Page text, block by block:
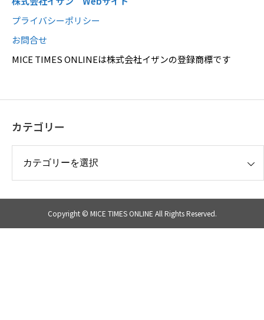
プライバシーポリシー
お問合せ
MICE TIMES ONLINEは株式会社イザンの登録商標です
カテゴリー
Copyright © MICE TIMES ONLINE All Rights Reserved.